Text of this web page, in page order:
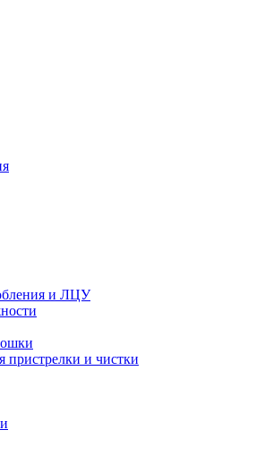
и ЛЦУ
пристрелки и чистки